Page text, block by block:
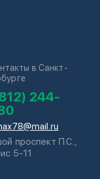
в Санкт-
244-
проспект П.С.,
5-11